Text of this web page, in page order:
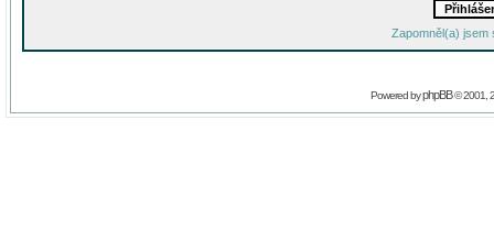
Zapomněl(a) jsem
Powered byphpBB© 2001,